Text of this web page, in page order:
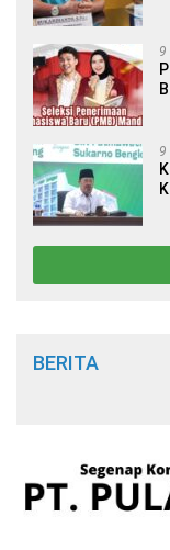
9
9
BERITA